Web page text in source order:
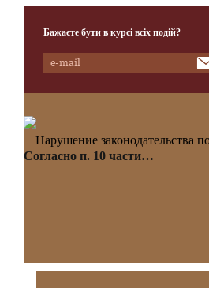
Бажаєте бути в курсі всіх подій?
Нарушение законодательства
Согласно п. 10 части…